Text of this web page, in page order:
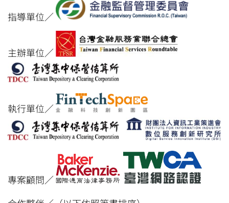
指導單位／
主辦單位／
執行單位／
專案顧問／